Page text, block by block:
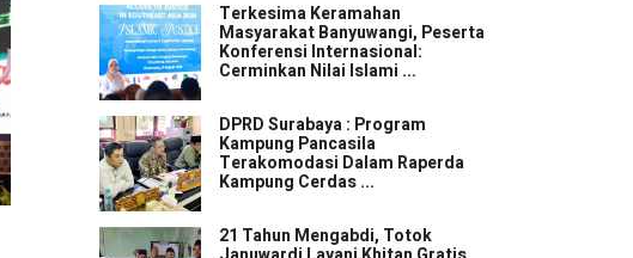
Terkesima Keramahan
Masyarakat Banyuwangi, Peserta
Konferensi Internasional:
Cerminkan Nilai Islami ...
DPRD Surabaya : Program
Kampung Pancasila
Terakomodasi Dalam Raperda
Kampung Cerdas ...
21 Tahun Mengabdi, Totok